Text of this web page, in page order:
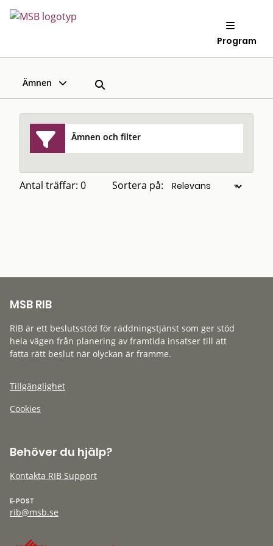
Program
Ämnen
Ämnen och filter
Antal träffar: 0 Sortera på:
MSB RIB
RIB är ett beslutsstöd för räddningstjänst som ger stöd
hela vägen från planering av framtida insatser till att
fatta rätt beslut när olyckan är framme.
Tillgänglighet
Cookies
Behöver du hjälp?
Kontakta RIB Support
E-POST
rib@msb.se